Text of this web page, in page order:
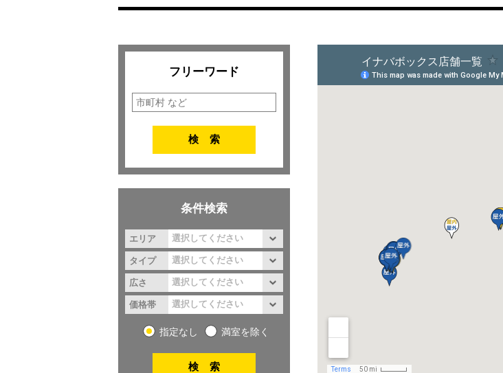
フリーワード
条件検索
エリア
タイプ
広さ
価格帯
指定なし 満室を除く